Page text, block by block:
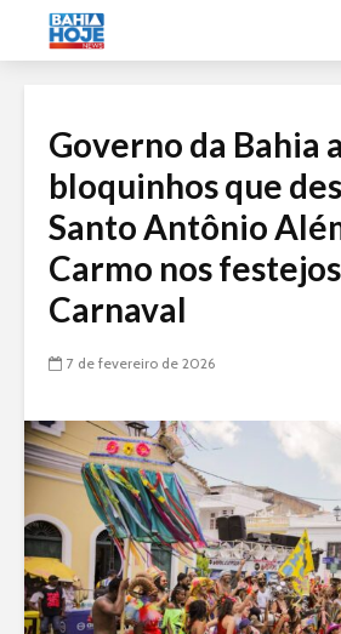
Governo da Bahia
bloquinhos que
Santo Antônio
Carmo nos
Carnaval
7 de fevereiro de 2026